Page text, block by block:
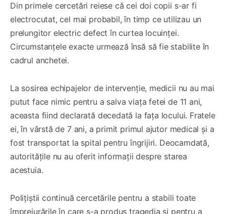
Din primele cercetări reiese că cei doi copii s-ar fi
electrocutat, cel mai probabil, în timp ce utilizau un
prelungitor electric defect în curtea locuinței.
Circumstanțele exacte urmează însă să fie stabilite în
cadrul anchetei.
La sosirea echipajelor de intervenție, medicii nu au mai
putut face nimic pentru a salva viața fetei de 11 ani,
aceasta fiind declarată decedată la fața locului. Fratele
ei, în vârstă de 7 ani, a primit primul ajutor medical și a
fost transportat la spital pentru îngrijiri. Deocamdată,
autoritățile nu au oferit informații despre starea
acestuia.
Polițiștii continuă cercetările pentru a stabili toate
împrejurările în care s-a produs tragedia și pentru a